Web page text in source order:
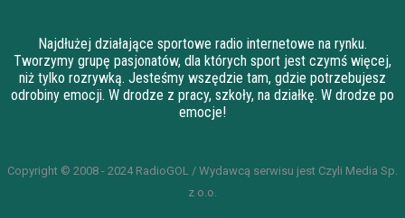
Najdłużej działające sportowe radio internetowe na rynku.
Tworzymy grupę pasjonatów, dla których sport jest czymś więcej,
niż tylko rozrywką. Jesteśmy wszędzie tam, gdzie potrzebujesz
odrobiny emocji. W drodze z pracy, szkoły, na działkę. W drodze po
emocje!
Copyright © 2008 - 2024 RadioGOL / Wydawcą serwisu jest Czyli Media Sp.
z o.o.